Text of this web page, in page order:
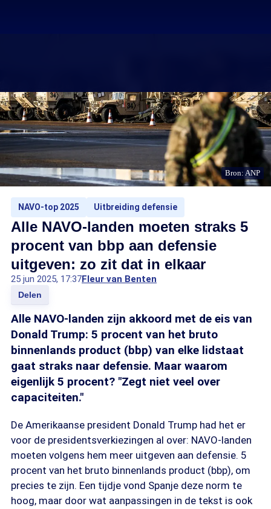
Bron: ANP
NAVO-top 2025 Uitbreiding defensie
Alle NAVO-landen moeten straks 5
procent van bbp aan defensie
uitgeven: zo zit dat in elkaar
25 jun 2025, 17:37Fleur van Benten
Delen
Alle NAVO-landen zijn akkoord met de eis van
Donald Trump: 5 procent van het bruto
binnenlands product (bbp) van elke lidstaat
gaat straks naar defensie. Maar waarom
eigenlijk 5 procent? "Zegt niet veel over
capaciteiten."
De Amerikaanse president Donald Trump had het er
voor de presidentsverkiezingen al over: NAVO-landen
moeten volgens hem meer uitgeven aan defensie. 5
procent van het bruto binnenlands product (bbp), om
precies te zijn. Een tijdje vond Spanje deze norm te
hoog, maar door wat aanpassingen in de tekst is ook